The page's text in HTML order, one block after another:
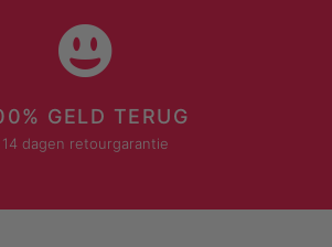
GELD TERUG
14 dagen retourgarantie